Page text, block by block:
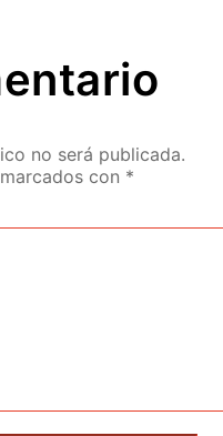
no será publicada.
con *